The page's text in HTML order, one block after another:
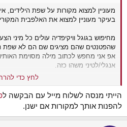
מעוניין למצוא מקורות על שפת הילידים,
בעיקר מעוניין למצוא את האלפבית
מחיפוש בגוגל וויקיפדיה עולים כל מיני
שהפטנטים שהם מציגים שם הם לא שפת
אפ אני מחפש לכתוב מילה מסוימת
אנגלי/לטיני משהו כזה.
להשיג את האלפבית המקורי.
אני יודע שלילידים היו מספר ניבים ושפות
לחץ כדי
הייתי מנסה לשלוח מייל עם הבקשה ל
להפנות אותך למקורות אם ישנן.